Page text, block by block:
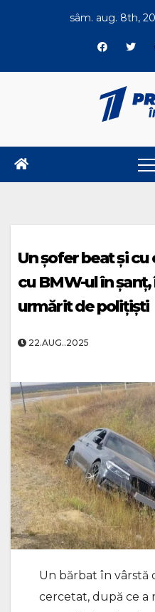
sâm. aug. 8th,
Un șofer beat și
cu BMW-ul în
urmărit de polițiști
22.AUG..2025
Un bărbat în vârstă
cercetat, după ce a